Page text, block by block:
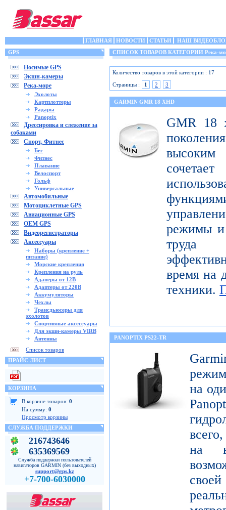
ГЛАВНАЯ НОВОСТИ СТАТЬИ
НАШ
GPS
Носимые GPS
Экшн-камеры
Река-море
Эхолоты
Картплоттеры
Радары
Panoptix
Дрессировка и слежение за
собаками
Спорт, Фитнес
Бег
Фитнес
Плавание
Велоспорт
Гольф
Универсальные
Автомобильные
Мотоциклетные GPS
Авиационные GPS
OEM GPS
Видеорегистраторы
Аксессуары
Наборы (крепление +
питание)
Морские крепления
Крепления на руль
Адаперы от 12В
Адаптеры от 220В
Аккумуляторы
Чехлы
Трансдьюсеры для
эхолотов
Спортивные аксессуары
Для экшн-камеры VIRB
Антенны
Список товаров
ПРАЙС ЛИСТ
КОРЗИНА
В корзине товаров: 0
На сумму: 0
Просмотр корзины
СЛУЖБА ПОДДЕРЖКИ
216743646
635369569
Служба поддержки пользователей
навигаторов GARMIN (без выходных)
support@gps.kz
+7-700-6030000
СПИСОК ТОВАРОВ КАТЕГОРИИ Река-
Количество товаров в этой категории : 17
Страницы :
1 2 3
GARMIN GMR 18 XHD
GMR 18
высоким
режимы и
труда
время на
техники.
PANOPTIX PS22-TR
на
на